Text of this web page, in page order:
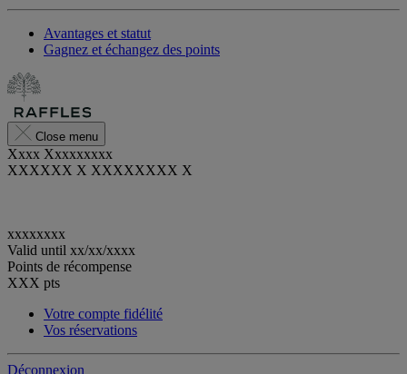
Avantages et statut
Gagnez et échangez des points
Close menu
Xxxx Xxxxxxxxx
XXXXXX X XXXXXXXX X
xxxxxxxx
Valid until xx/xx/xxxx
Points de récompense
XXX pts
Votre compte fidélité
Vos réservations
Déconnexion